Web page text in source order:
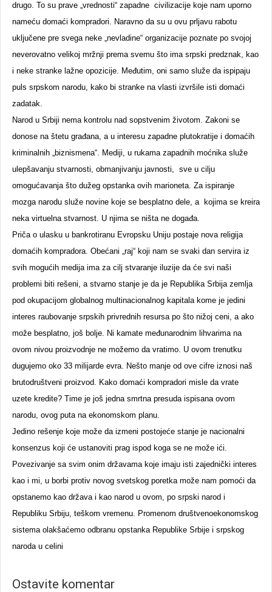
drugo. To su prave „vrednosti“ zapadne civilizacije koje nam uporno
nameću domaći kompradori. Naravno da su u ovu prljavu rabotu
uključene pre svega neke „nevladine“ organizacije poznate po svojoj
neverovatno velikoj mržnji prema svemu što ima srpski predznak, kao
i neke stranke lažne opozicije. Međutim, oni samo služe da ispipaju
puls srpskom narodu, kako bi stranke na vlasti izvršile isti domaći
zadatak.
Narod u Srbiji nema kontrolu nad sopstvenim životom. Zakoni se
donose na štetu građana, a u interesu zapadne plutokratije i domaćih
kriminalnih „biznismena“. Mediji, u rukama zapadnih moćnika služe
ulepšavanju stvarnosti, obmanjivanju javnosti, sve u cilju
omogućavanja što dužeg opstanka ovih marioneta. Za ispiranje
mozga narodu služe novine koje se besplatno dele, a kojima se kreira
neka virtuelna stvarnost. U njima se ništa ne događa.
Priča o ulasku u bankrotiranu Evropsku Uniju postaje nova religija
domaćih kompradora. Obećani „raj“ koji nam se svaki dan servira iz
svih mogućih medija ima za cilj stvaranje iluzije da će svi naši
problemi biti rešeni, a stvarno stanje je da je Republika Srbija zemlja
pod okupacijom globalnog multinacionalnog kapitala kome je jedini
interes raubovanje srpskih privrednih resursa po što nižoj ceni, a ako
može besplatno, još bolje. Ni kamate međunarodnim lihvarima na
ovom nivou proizvodnje ne možemo da vratimo. U ovom trenutku
dugujemo oko 33 milijarde evra. Nešto manje od ove cifre iznosi naš
brutodruštveni proizvod. Kako domaći kompradori misle da vrate
uzete kredite? Time je još jedna smrtna presuda ispisana ovom
narodu, ovog puta na ekonomskom planu.
Jedino rešenje koje može da izmeni postojeće stanje je nacionalni
konsenzus koji će ustanoviti prag ispod koga se ne može ići.
Povezivanje sa svim onim državama koje imaju isti zajednički interes
kao i mi, u borbi protiv novog svetskog poretka može nam pomoći da
opstanemo kao država i kao narod u ovom, po srpski narod i
Republiku Srbiju, teškom vremenu. Promenom društvenoekonomskog
sistema olakšaćemo odbranu opstanka Republike Srbije i srpskog
naroda u celini
Ostavite komentar